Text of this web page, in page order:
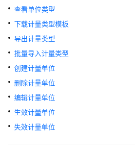
说
明
快
速
入
门
控
制
台
操
查看单位类型
下载计量类型模板
导出计量类型
批量导入计量类型
创建计量单位
删除计量单位
编辑计量单位
生效计量单位
失效计量单位